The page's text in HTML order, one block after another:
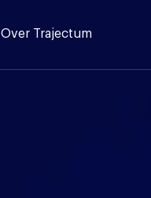
Over Trajectum